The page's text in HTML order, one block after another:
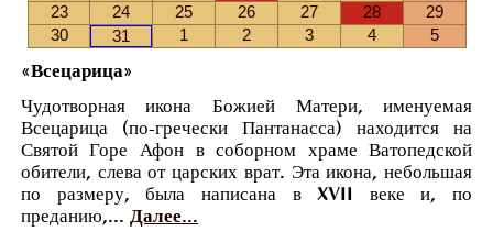
23
24 25 26 27 28
29
30
31 1 2 3 4 5
«Всецарица»
Чудотворная икона Божией Матери, именуемая
Всецарица (по-гречески Пантанасса) находится на
Святой Горе Афон в соборном храме Ватопедской
обители, слева от царских врат. Эта икона, небольшая
по размеру, была написана в XVII веке и, по
преданию,... Далее...